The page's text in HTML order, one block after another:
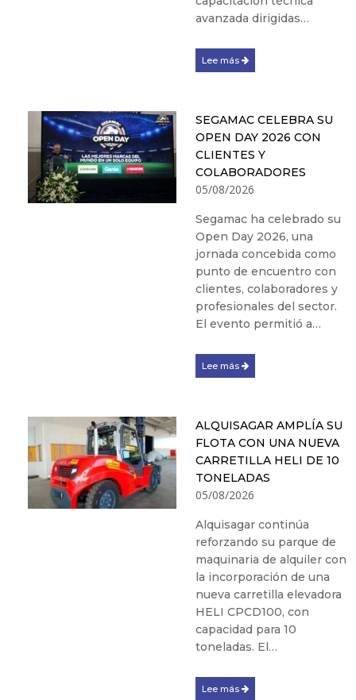
avanzada dirigidas…
Lee más
SEGAMAC CELEBRA SU
OPEN DAY 2026 CON
CLIENTES Y
COLABORADORES
05/08/2026
Segamac ha celebrado su
Open Day 2026, una
jornada concebida como
punto de encuentro con
clientes, colaboradores y
profesionales del sector.
El evento permitió a…
Lee más
ALQUISAGAR AMPLÍA SU
FLOTA CON UNA NUEVA
CARRETILLA HELI DE 10
TONELADAS
05/08/2026
Alquisagar continúa
reforzando su parque de
maquinaria de alquiler con
la incorporación de una
nueva carretilla elevadora
HELI CPCD100, con
capacidad para 10
toneladas. El…
Lee más